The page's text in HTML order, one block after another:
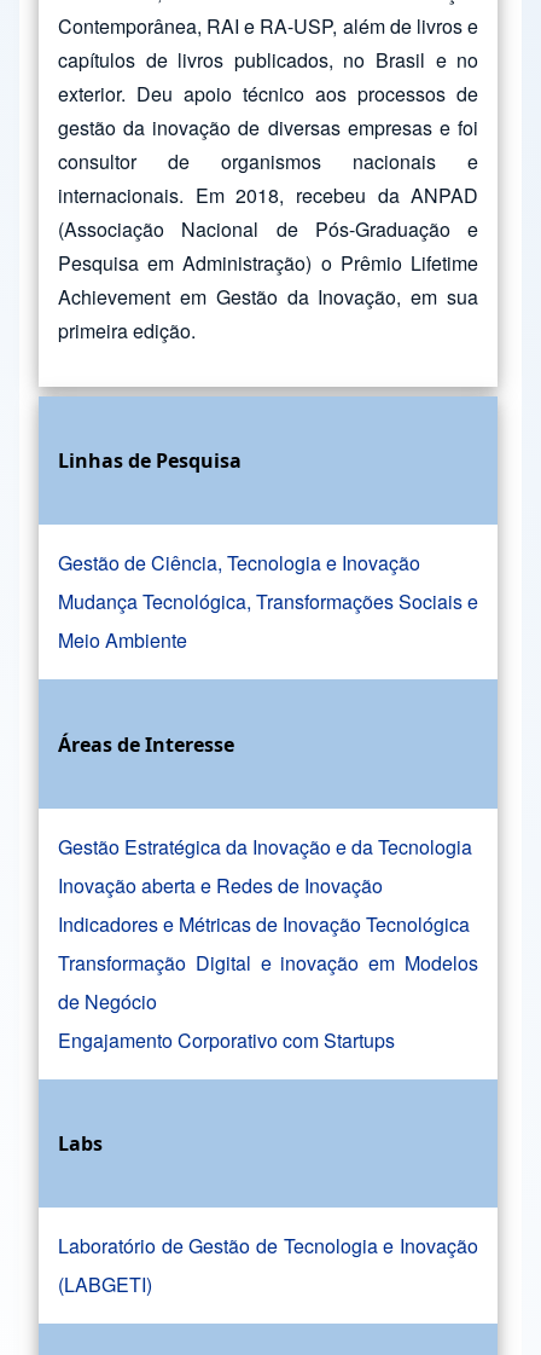
Contemporânea, RAI e RA-USP, além de livros e
capítulos de livros publicados, no Brasil e no
exterior. Deu apoio técnico aos processos de
gestão da inovação de diversas empresas e foi
consultor de organismos nacionais e
internacionais. Em 2018, recebeu da ANPAD
(Associação Nacional de Pós-Graduação e
Pesquisa em Administração) o Prêmio Lifetime
Achievement em Gestão da Inovação, em sua
primeira edição.
Linhas de Pesquisa
Gestão de Ciência, Tecnologia e Inovação
Mudança Tecnológica, Transformações Sociais e
Meio Ambiente
Áreas de Interesse
Gestão Estratégica da Inovação e da Tecnologia
Inovação aberta e Redes de Inovação
Indicadores e Métricas de Inovação Tecnológica
Transformação Digital e inovação em Modelos
de Negócio
Engajamento Corporativo com Startups
Labs
Laboratório de Gestão de Tecnologia e Inovação
(LABGETI)